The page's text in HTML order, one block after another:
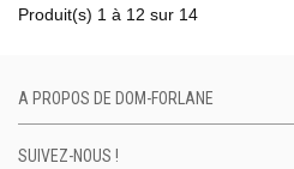
Produit(s) 1 à 12 sur 14
A PROPOS DE DOM-FORLANE
SUIVEZ-NOUS !